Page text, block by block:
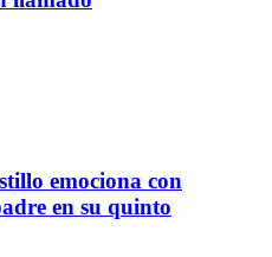
emociona con
en su quinto